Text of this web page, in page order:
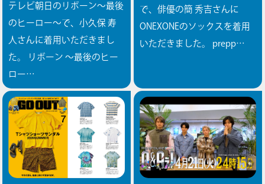
テレビ朝日のリボーン〜最後
のヒーロー〜で、小久保 寿
人さんに着用いただきまし
た。
リボーン 〜最後のヒー
ロー…
で、俳優の簡 秀吉さんに
ONEXONEのソックスを着用
いただきました。 prepp…